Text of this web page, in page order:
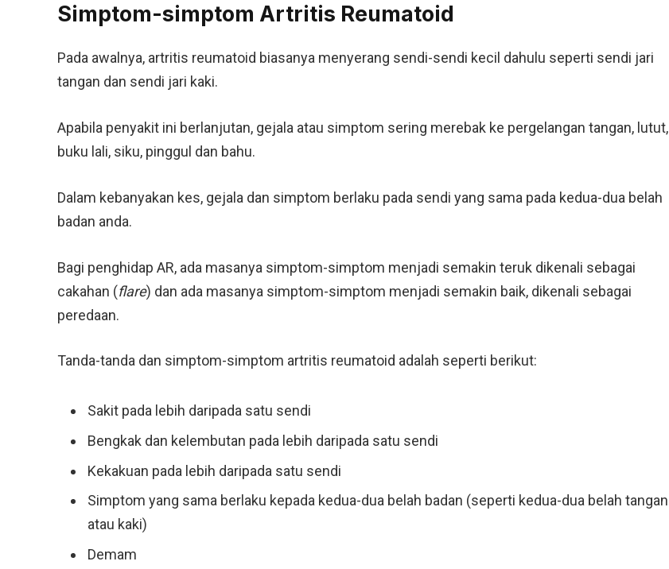
Simptom-simptom Artritis Reumatoid
Pada awalnya, artritis reumatoid biasanya menyerang sendi-sendi kecil dahulu seperti sendi jari
tangan dan sendi jari kaki.
Apabila penyakit ini berlanjutan, gejala atau simptom sering merebak ke pergelangan tangan, lutut,
buku lali, siku, pinggul dan bahu.
Dalam kebanyakan kes, gejala dan simptom berlaku pada sendi yang sama pada kedua-dua belah
badan anda.
Bagi penghidap AR, ada masanya simptom-simptom menjadi semakin teruk dikenali sebagai
cakahan (flare) dan ada masanya simptom-simptom menjadi semakin baik, dikenali sebagai
peredaan.
Tanda-tanda dan simptom-simptom artritis reumatoid adalah seperti berikut:
Sakit pada lebih daripada satu sendi
Bengkak dan kelembutan pada lebih daripada satu sendi
Kekakuan pada lebih daripada satu sendi
Simptom yang sama berlaku kepada kedua-dua belah badan (seperti kedua-dua belah tangan
atau kaki)
Demam